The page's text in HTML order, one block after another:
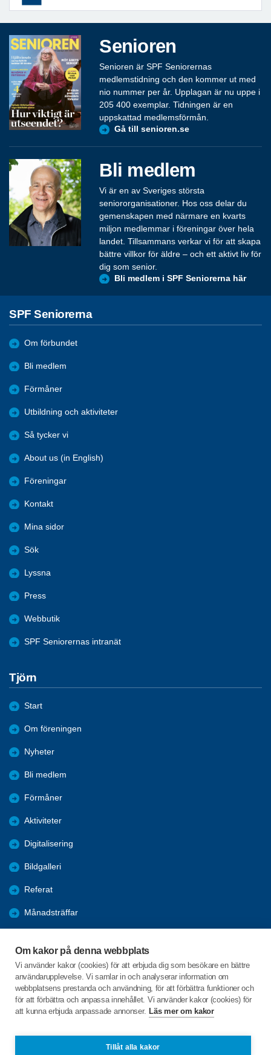
Om kakor på denna webbplats
Vi använder kakor (cookies) för att erbjuda dig som besökare en bättre
användarupplevelse. Vi samlar in och analyserar information om
webbplatsens prestanda och användning, för att förbättra funktioner och
för att förbättra och anpassa innehållet. Vi använder kakor (cookies) för
att kunna erbjuda anpassade annonser. Läs mer om kakor
Tillåt alla kakor
Senioren
Senioren är SPF Seniorernas
medlemstidning och den kommer ut med
nio nummer per år. Upplagan är nu uppe i
205 400 exemplar. Tidningen är en
uppskattad medlemsförmån.
Gå till senioren.se
Bli medlem
Vi är en av Sveriges största
seniororganisationer. Hos oss delar du
gemenskapen med närmare en kvarts
miljon medlemmar i föreningar över hela
landet. Tillsammans verkar vi för att skapa
bättre villkor för äldre – och ett aktivt liv för
dig som senior.
Bli medlem i SPF Seniorerna här
SPF Seniorerna
Om förbundet
Bli medlem
Förmåner
Utbildning och aktiviteter
Så tycker vi
About us (in English)
Föreningar
Kontakt
Mina sidor
Sök
Lyssna
Press
Webbutik
SPF Seniorernas intranät
Tjörn
Start
Om föreningen
Nyheter
Bli medlem
Förmåner
Aktiviteter
Digitalisering
Bildgalleri
Referat
Månadsträffar
Seniorpodden
C/o:Björn Andersson Malm